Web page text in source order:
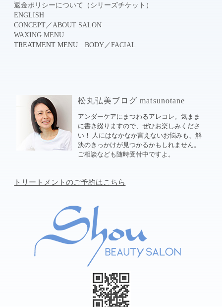
返金ポリシーについて（シリーズチケット）
ENGLISH
CONCEPT／ABOUT SALON
WAXING MENU
TREATMENT MENUBODY／FACIAL
松丸弘美ブログ matsunotane
アンダーケアにまつわるアレコレ。気まま
に書き綴りますので、ぜひお楽しみくださ
い！ 人にはなかなか言えないお悩みも、解
決のきっかけが見つかるかもしれません。
ご相談なども随時受付中ですよ。
トリートメントのご予約はこちら